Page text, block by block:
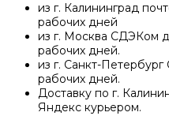
из г. Калининград
рабочих дней
из г. Москва СДЭКом
рабочих дней.
из г. Санкт-
рабочих дней.
Доставку по г.
Яндекс курьером.